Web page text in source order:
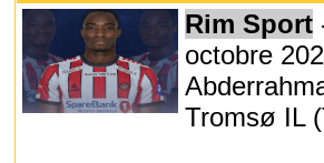
Rim Sport
octobre
Tromsø IL